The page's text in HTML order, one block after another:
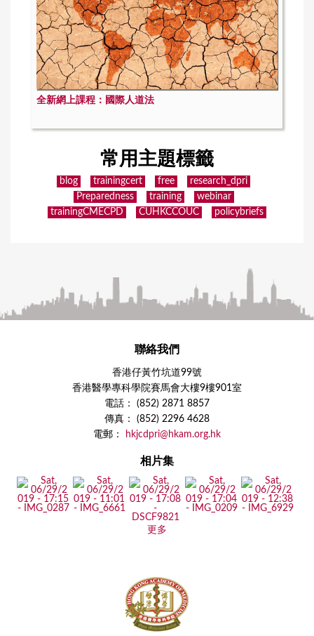
全新網上課程：國際人道法
常用主題標籤
blog trainingcert free
research_dpri
Preparedness
training
webinar
trainingCMECPD
CUHKCCOUC policybriefs
聯絡我們
香港仔黃竹坑道99號
香港醫學專科學院賽馬會大樓9樓901室
電話： (852) 2871 8857
傳真： (852) 2296 4628
電郵：
hkjcdpri@hkam.org.hk
相片集
更多